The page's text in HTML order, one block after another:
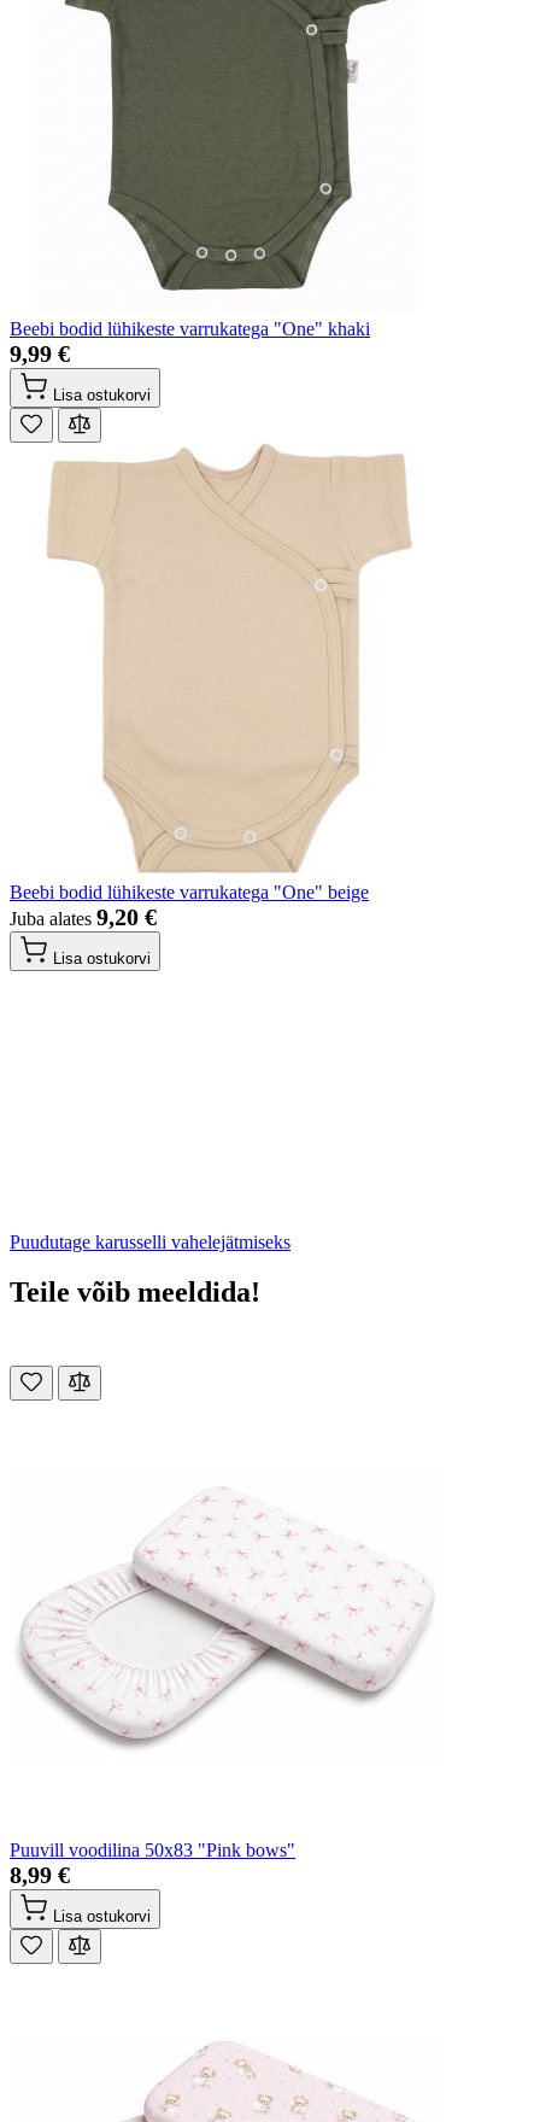
Beebi bodid lühikeste varrukatega "One" khaki
9,99 €
Lisa ostukorvi
Beebi bodid lühikeste varrukatega "One" beige
Juba alates 9,20 €
Lisa ostukorvi
Puudutage karusselli vahelejätmiseks
Teile võib meeldida!
Puuvill voodilina 50x83 "Pink bows"
8,99 €
Lisa ostukorvi